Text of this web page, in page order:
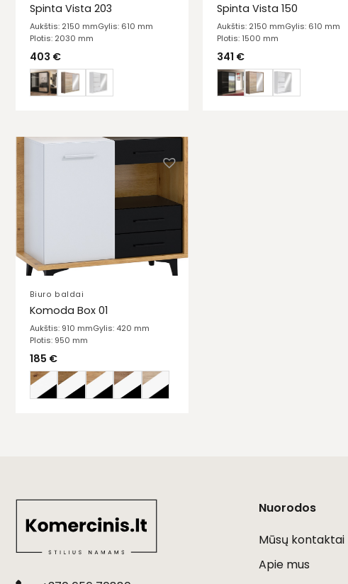
Spinta Vista 203
Aukštis: 2150 mmGylis: 610 mm
Plotis: 2030 mm
403 €
Spinta Vista 150
Aukštis: 2150 mmGylis: 610 mm
Plotis: 1500 mm
341 €
Biuro baldai
Komoda Box 01
Aukštis: 910 mmGylis: 420 mm
Plotis: 950 mm
185 €
Nuorodos
Mūsų kontaktai
Apie mus